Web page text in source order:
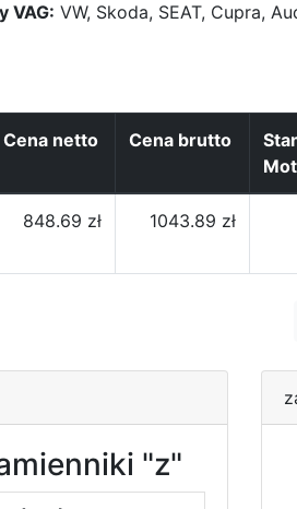
VAG: VW, Skoda, SEAT, Cupra,
Cena netto Cena brutto
848.69 zł 1043.89 zł
"z"